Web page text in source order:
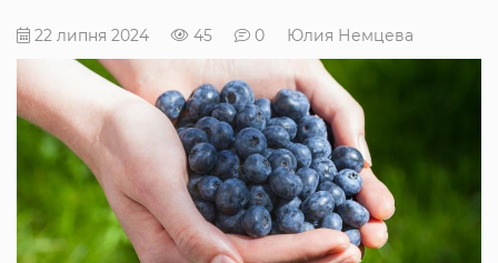
22 липня 2024 45 0 Юлия Немцева